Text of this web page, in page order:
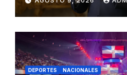
SCJ
DEPORTES NACIONALES